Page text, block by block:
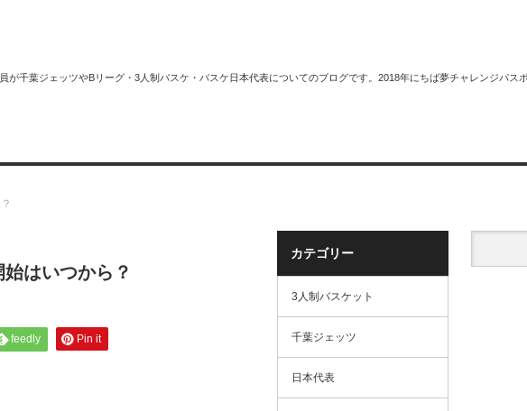
が千葉ジェッツやBリーグ・3人制バスケ・バスケ日本代表についてのブログです。2018年にちば夢チャレンジパス
はいつから？
feedly Pin it
カテゴリー
3人制バスケット
千葉ジェッツ
日本代表